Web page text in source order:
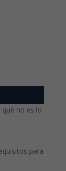
qué no es lo
para